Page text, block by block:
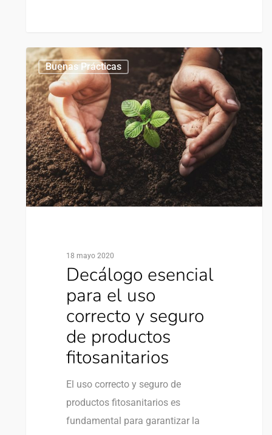
Buenas Prácticas
18 mayo 2020
Decálogo esencial
para el uso
correcto y seguro
de productos
fitosanitarios
El uso correcto y seguro de
productos fitosanitarios es
fundamental para garantizar la
0